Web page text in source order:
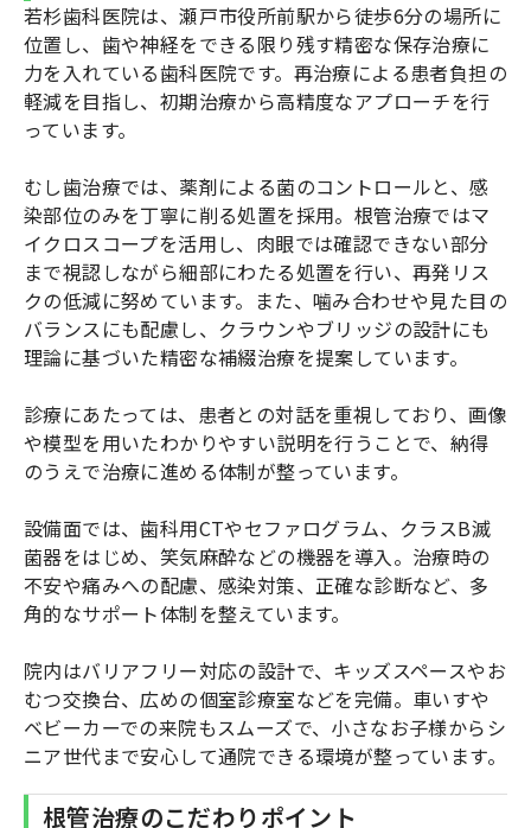
若杉歯科医院は、瀬戸市役所前駅から徒歩6分の場所に
位置し、歯や神経をできる限り残す精密な保存治療に
力を入れている歯科医院です。再治療による患者負担の
軽減を目指し、初期治療から高精度なアプローチを行
っています。
むし歯治療では、薬剤による菌のコントロールと、感
染部位のみを丁寧に削る処置を採用。根管治療ではマ
イクロスコープを活用し、肉眼では確認できない部分
まで視認しながら細部にわたる処置を行い、再発リス
クの低減に努めています。また、噛み合わせや見た目の
バランスにも配慮し、クラウンやブリッジの設計にも
理論に基づいた精密な補綴治療を提案しています。
診療にあたっては、患者との対話を重視しており、画像
や模型を用いたわかりやすい説明を行うことで、納得
のうえで治療に進める体制が整っています。
設備面では、歯科用CTやセファログラム、クラスB滅
菌器をはじめ、笑気麻酔などの機器を導入。治療時の
不安や痛みへの配慮、感染対策、正確な診断など、多
角的なサポート体制を整えています。
院内はバリアフリー対応の設計で、キッズスペースやお
むつ交換台、広めの個室診療室などを完備。車いすや
ベビーカーでの来院もスムーズで、小さなお子様からシ
ニア世代まで安心して通院できる環境が整っています。
根管治療のこだわりポイント